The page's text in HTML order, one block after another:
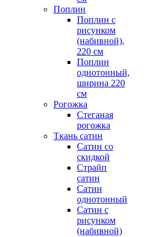
Поплин
Поплин с
рисунком
(набивной),
220 см
Поплин
однотонный,
ширина 220
см
Рогожка
Стеганая
рогожка
Ткань сатин
Сатин со
скидкой
Страйп
сатин
Сатин
однотонный
Сатин с
рисунком
(набивной)